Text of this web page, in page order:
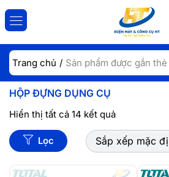
Nhập tài khoản và mật khẩu để đăng
Lưu đăng nhập
Trang chủ Sản phẩm được gắn
HỘP ĐỰNG DỤNG CỤ
Hiển thị tất cả 14 kết quả
Lọc Sắp xếp mặc